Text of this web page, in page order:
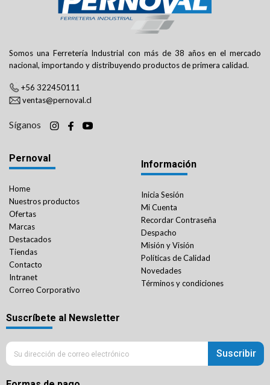
Somos una Ferretería Industrial con más de 38 años en el mercado
nacional, importando y distribuyendo productos de primera calidad.
+56 322450111
ventas@pernoval.cl
Síganos
Pernoval
Home
Nuestros productos
Ofertas
Marcas
Destacados
Tiendas
Contacto
Intranet
Correo Corporativo
Información
Inicia Sesión
Mi Cuenta
Recordar Contraseña
Despacho
Misión y Visión
Políticas de Calidad
Novedades
Términos y condiciones
Suscríbete al Newsletter
Suscribir